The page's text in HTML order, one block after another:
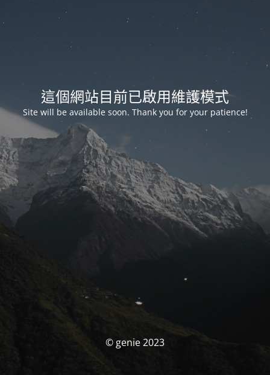
這個網站目前已啟用維護模式
Site will be available soon. Thank you for your patience!
© genie 2023